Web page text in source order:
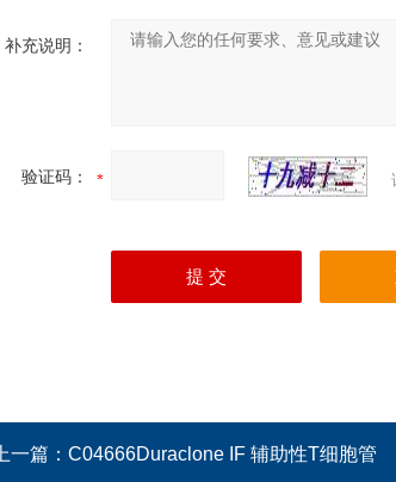
补充说明：
验证码：
上一篇： C04666Duraclone IF 辅助性T细胞管